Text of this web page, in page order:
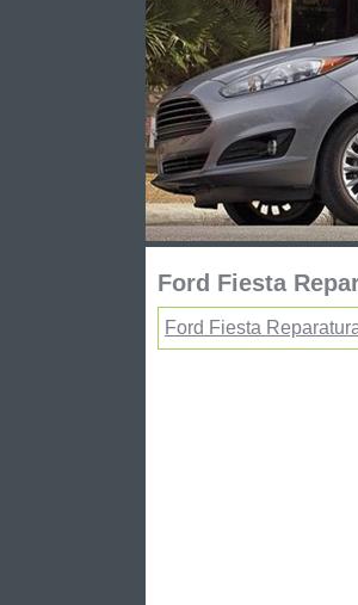
Ford Fiesta
Ford Fiesta